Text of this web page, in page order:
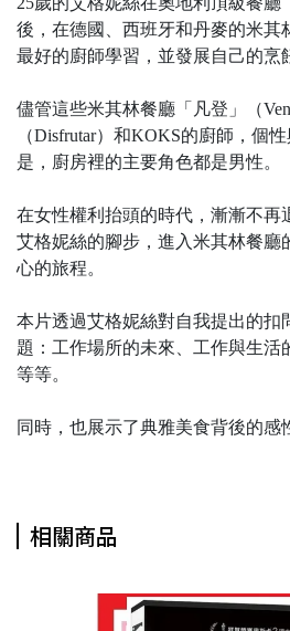
後，在德國、西班牙和丹麥的米其
最好的廚師學習，並發展自己的烹
儘管這些米其林餐廳「凡登」（
（Disfrutar）和KOKS的廚師，個
是，廚房裡的主要角色都是男性。
在女性權利抬頭的時代，漸漸不再
艾格妮絲的腳步，進入米其林餐廳
心的旅程。
本片透過艾格妮絲對自我提出的扣
題：工作場所的未來、工作與生活
等等。
同時，也展示了典雅美食背後的感
相關商品